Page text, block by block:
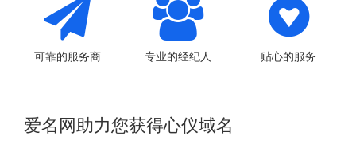
可靠的服务商 专业的经纪人 贴心的服务
爱名网助力您获得心仪域名